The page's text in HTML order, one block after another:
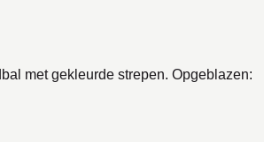
met gekleurde strepen. Opgeblazen: